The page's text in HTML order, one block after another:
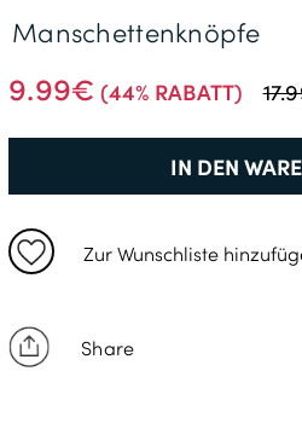
9.99€ (44% RABATT)
IN DEN
Zur Wunschliste
Share
Manschettenknöpfe